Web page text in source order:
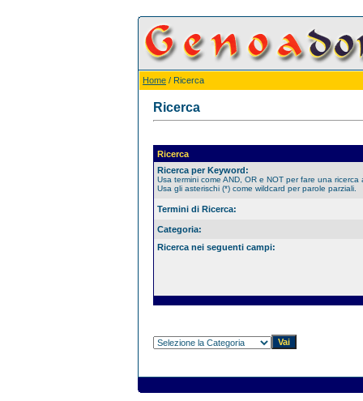
Home / Ricerca
Ricerca
Ricerca
Ricerca per Keyword:
Usa termini come AND, OR e NOT per fare una ricerca
Usa gli asterischi (*) come wildcard per parole parziali.
Termini di Ricerca:
Categoria:
Ricerca nei seguenti campi: